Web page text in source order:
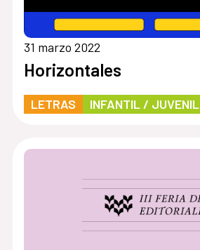
31 marzo 2022
Horizontales
LETRAS INFANTIL / JUVENIL